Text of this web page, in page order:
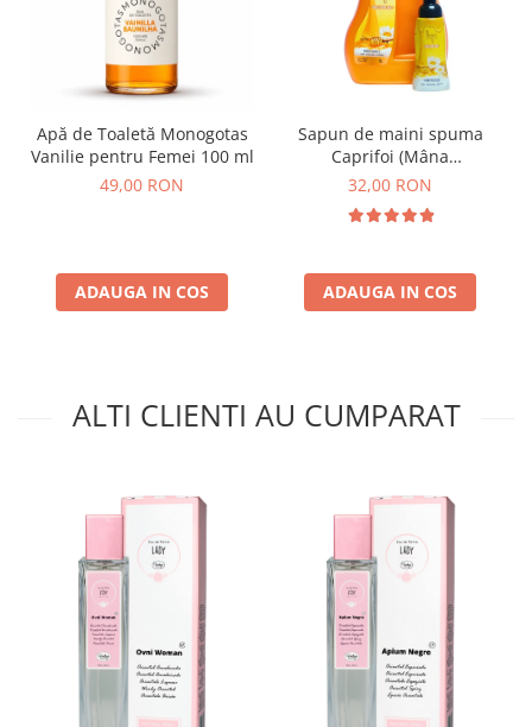
Apă de Toaletă Monogotas
Vanilie pentru Femei 100 ml
49,00 RON
ADAUGA IN COS
Sapun de maini spuma
Caprifoi (Mâna
Maicii Domnului) 3L +250
32,00 RON
ADAUGA IN COS
ALTI CLIENTI AU CUMPARAT